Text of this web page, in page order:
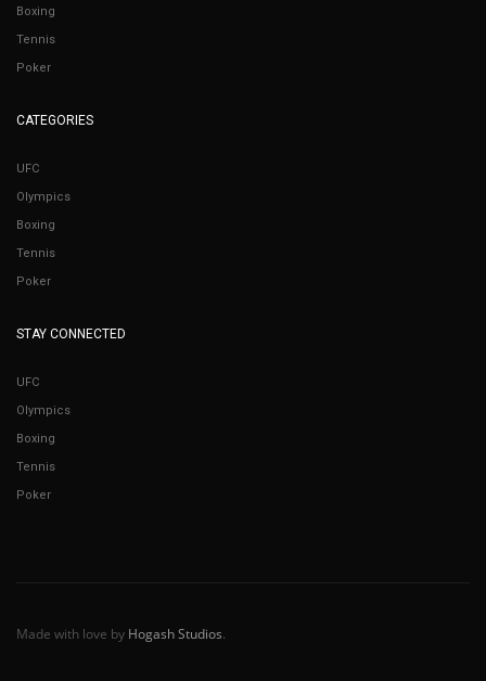
Boxing
Tennis
Poker
CATEGORIES
UFC
Olympics
Boxing
Tennis
Poker
STAY CONNECTED
UFC
Olympics
Boxing
Tennis
Poker
Made with love by Hogash Studios.